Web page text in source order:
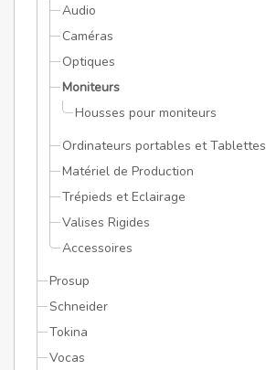
Audio
Caméras
Optiques
Moniteurs
Housses pour moniteurs
Ordinateurs portables et Tablettes
Matériel de Production
Trépieds et Eclairage
Valises Rigides
Accessoires
Prosup
Schneider
Tokina
Vocas